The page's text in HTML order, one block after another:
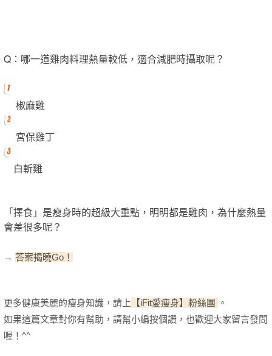
Q：哪一道雞肉料理熱量較低，適合減肥時攝取呢？
椒麻雞
宮保雞丁
白斬雞
「擇食」是瘦身時的超級大重點，明明都是雞肉，為什麼熱量
會差很多呢？
→ 答案揭曉Go！
更多健康美麗的瘦身知識，請上 【iFit愛瘦身】粉絲團
。
如果這篇文章對你有幫助，請幫小編按個讚，也歡迎大家留言發問
喔！^^